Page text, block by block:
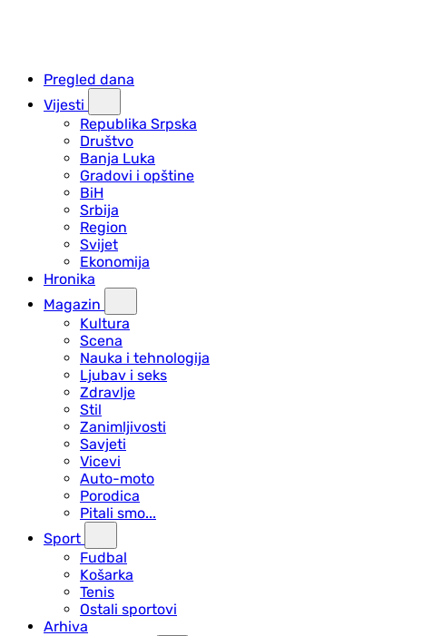
Pregled dana
Vijesti
Republika Srpska
Društvo
Banja Luka
Gradovi i opštine
BiH
Srbija
Region
Svijet
Ekonomija
Hronika
Magazin
Kultura
Scena
Nauka i tehnologija
Ljubav i seks
Zdravlje
Stil
Zanimljivosti
Savjeti
Vicevi
Auto-moto
Porodica
Pitali smo...
Sport
Fudbal
Košarka
Tenis
Ostali sportovi
Arhiva